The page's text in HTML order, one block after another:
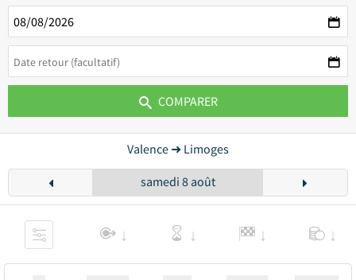
COMPARER
Valence ➜ Limoges
samedi 8 août